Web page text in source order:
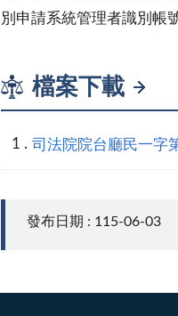
別申請系統管理者識別帳
檔案下載
司法院院台廳民一字
發布日期 : 115-06-03